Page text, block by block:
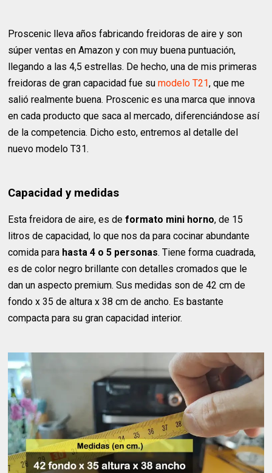
Proscenic lleva años fabricando freidoras de aire y son
súper ventas en Amazon y con muy buena puntuación,
llegando a las 4,5 estrellas. De hecho, una de mis primeras
freidoras de gran capacidad fue sumodelo T21, que me
salió realmente buena. Proscenic es una marca que innova
en cada producto que saca al mercado, diferenciándose así
de la competencia. Dicho esto, entremos al detalle del
nuevo modelo T31.
Capacidad y medidas
Esta freidora de aire, es deformato mini horno, de 15
litros de capacidad, lo que nos da para cocinar abundante
comida para hasta 4 o 5 personas. Tiene forma cuadrada,
es de color negro brillante con detalles cromados que le
dan un aspecto premium. Sus medidas son de 42 cm de
fondo x 35 de altura x 38 cm de ancho. Es bastante
compacta para su gran capacidad interior.